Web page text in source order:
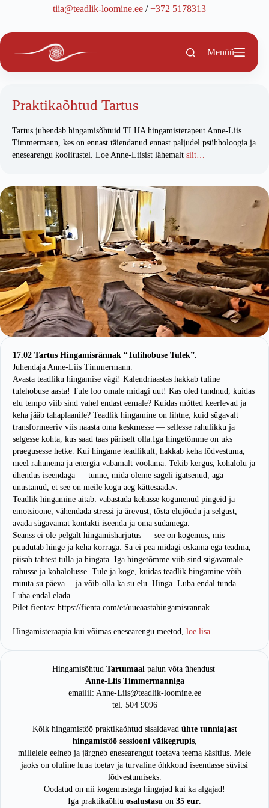
tiia@teadlik-loomine.ee/+372 5178313
Menüü
Praktikaõhtud Tartus
Tartus juhendab hingamisõhtuid TLHA hingamisterapeut Anne-Liis
Timmermann, kes on ennast täiendanud ennast paljudel psühholoogia ja
enesearengu koolitustel. Loe Anne-Liisist lähemalt siit…
17.02 Tartus Hingamisrännak “Tulihobuse Tulek”.
Juhendaja Anne-Liis Timmermann.
Avasta teadliku hingamise vägi! Kalendriaastas hakkab tuline
tulehobuse aasta! Tule loo omale midagi uut! Kas oled tundnud, kuidas
elu tempo viib sind vahel endast eemale? Kuidas mõtted keerlevad ja
keha jääb tahaplaanile? Teadlik hingamine on lihtne, kuid sügavalt
transformeeriv viis naasta oma keskmesse — sellesse rahulikku ja
selgesse kohta, kus saad taas päriselt olla.Iga hingetõmme on uks
praegusesse hetke. Kui hingame teadlikult, hakkab keha lõdvestuma,
meel rahunema ja energia vabamalt voolama. Tekib kergus, kohalolu ja
ühendus iseendaga — tunne, mida oleme sageli igatsenud, aga
unustanud, et see on meile kogu aeg kättesaadav.
Teadlik hingamine aitab: vabastada kehasse kogunenud pingeid ja
emotsioone, vähendada stressi ja ärevust, tõsta elujõudu ja selgust,
avada sügavamat kontakti iseenda ja oma südamega.
Seanss ei ole pelgalt hingamisharjutus — see on kogemus, mis
puudutab hinge ja keha korraga. Sa ei pea midagi oskama ega teadma,
piisab tahtest tulla ja hingata. Iga hingetõmme viib sind sügavamale
rahusse ja kohalolusse. Tule ja koge, kuidas teadlik hingamine võib
muuta su päeva… ja võib-olla ka su elu. Hinga. Luba endal tunda.
Luba endal elada.
Pilet fientas: https://fienta.com/et/uueaastahingamisrannak
Hingamisteraapia kui võimas enesearengu meetod, loe lisa…
Hingamisõhtud Tartumaal palun võta ühendust
Anne-Liis Timmermanniga
emailil: Anne-Liis@teadlik-loomine.ee
tel. 504 9096
Kõik hingamistöö praktikaõhtud sisaldavad ühte tunniajast
hingamistöö sessiooni väikegrupis,
millelele eelneb ja järgneb enesearengut toetava teema käsitlus. Meie
jaoks on oluline luua toetav ja turvaline õhkkond iseendasse süvitsi
lõdvestumiseks.
Oodatud on nii kogemustega hingajad kui ka algajad!
Iga praktikaõhtu osalustasu on 35 eur